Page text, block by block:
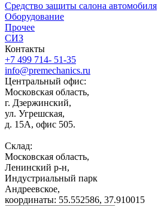
Средство защиты салона автомобиля
Оборудование
Прочее
СИЗ
Контакты
+7 499 714- 51-35
info@premechanics.ru
Центральный офис:
Московская область,
г. Дзержинский,
ул. Угрешская,
д. 15А, офис 505.
Склад:
Московская область,
Ленинский р-н,
Индустриальный парк
Андреевское,
координаты: 55.552586, 37.910015